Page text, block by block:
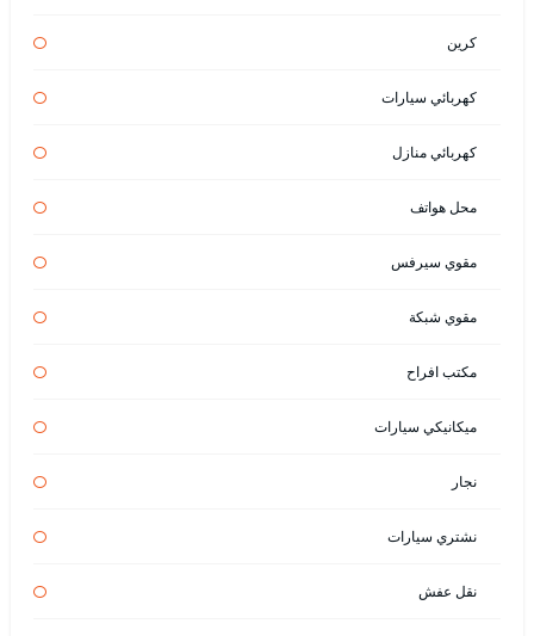
كرين
كهربائي سيارات
كهربائي منازل
محل هواتف
مقوي سيرفس
مقوي شبكة
مكتب افراح
ميكانيكي سيارات
نجار
نشتري سيارات
نقل عفش